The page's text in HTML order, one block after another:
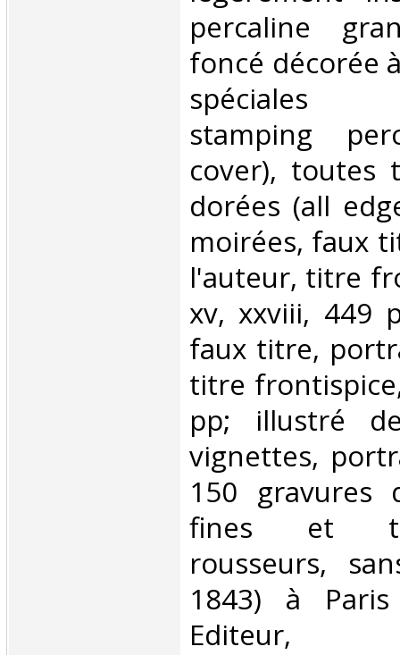
percaline
foncé décorée
spéciales
stamping
cover), toutes
dorées (all
moirées, faux
l'auteur, titre
xv, xxviii, 449
faux titre,
titre
pp; illustré
vignettes,
150 gravures
fines et
rousseurs,
1843) à
Editeur,‎